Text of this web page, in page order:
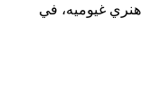
غيوميه، في